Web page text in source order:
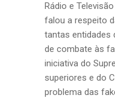
Rádio e
falou a respeito
tantas entidades
de combate às
iniciativa do
superiores e do
problema das